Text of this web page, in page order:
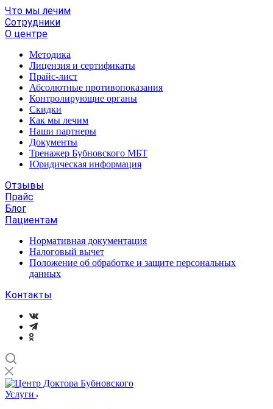
Что мы лечим
Сотрудники
О центре
Методика
Лицензия и сертификаты
Прайс-лист
Абсолютные противопоказания
Контролирующие органы
Скидки
Как мы лечим
Наши партнеры
Документы
Тренажер Бубновского МБТ
Юридическая информация
Отзывы
Прайс
Блог
Пациентам
Нормативная документация
Налоговый вычет
Положение об обработке и защите персональных
данных
Контакты
Услуги